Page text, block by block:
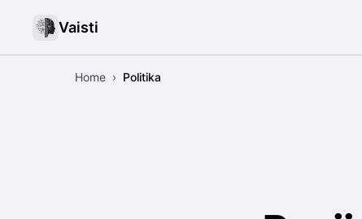
Vaisti
Home › Politika